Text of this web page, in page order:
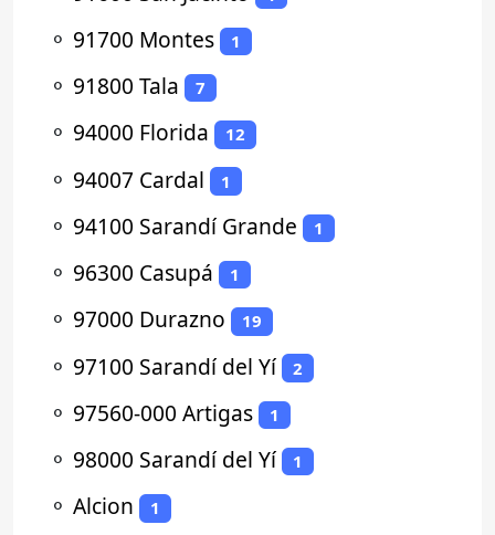
⚬ 91700 Montes 1
⚬ 91800 Tala 7
⚬ 94000 Florida 12
⚬ 94007 Cardal 1
⚬ 94100 Sarandí Grande 1
⚬ 96300 Casupá 1
⚬ 97000 Durazno 19
⚬ 97100 Sarandí del Yí 2
⚬ 97560-000 Artigas 1
⚬ 98000 Sarandí del Yí 1
⚬ Alcion 1